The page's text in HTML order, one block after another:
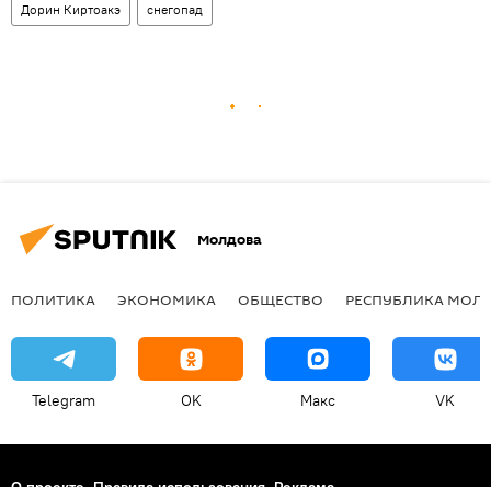
Дорин Киртоакэ снегопад
Молдова
ПОЛИТИКА ЭКОНОМИКА ОБЩЕСТВО РЕСПУБЛИКА
Telegram OK Макс VK